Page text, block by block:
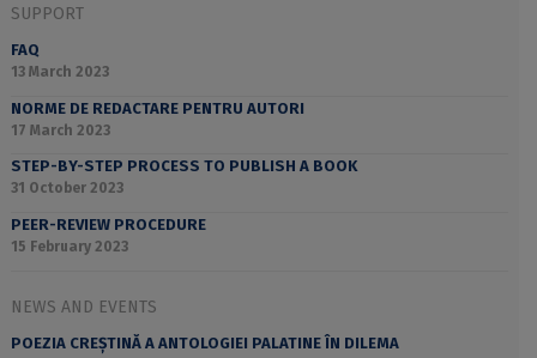
SUPPORT
FAQ
13 March 2023
NORME DE REDACTARE PENTRU AUTORI
17 March 2023
STEP-BY-STEP PROCESS TO PUBLISH A BOOK
31 October 2023
PEER-REVIEW PROCEDURE
15 February 2023
NEWS AND EVENTS
POEZIA CREȘTINĂ A ANTOLOGIEI PALATINE ÎN DILEMA